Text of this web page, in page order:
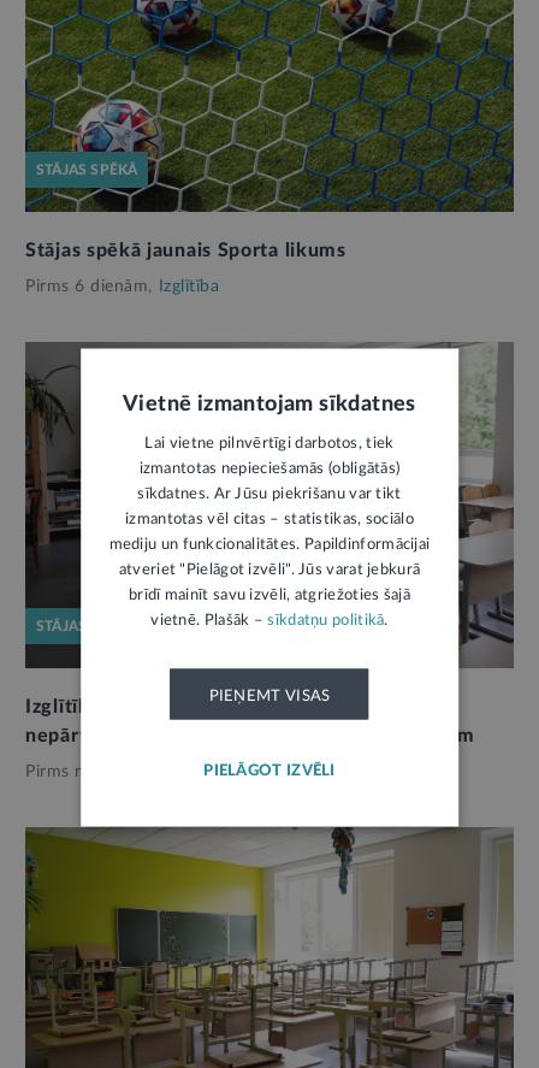
STĀJAS SPĒKĀ
Stājas spēkā jaunais Sporta likums
Pirms 6 dienām, Izglītība
STĀJAS SPĒKĀ
Izglītības iestādēm jāizstrādā darbības
nepārtrauktības plāns apdraudējuma gadījumam
Pirms nedēļas, Izglītība
Vietnē izmantojam sīkdatnes
Lai vietne pilnvērtīgi darbotos, tiek
izmantotas nepieciešamās (obligātās)
sīkdatnes. Ar Jūsu piekrišanu var tikt
izmantotas vēl citas – statistikas, sociālo
mediju un funkcionalitātes. Papildinformācijai
atveriet "Pielāgot izvēli". Jūs varat jebkurā
brīdī mainīt savu izvēli, atgriežoties šajā
vietnē. Plašāk –sīkdatņu politikā.
PIEŅEMT VISAS
PIELĀGOT IZVĒLI